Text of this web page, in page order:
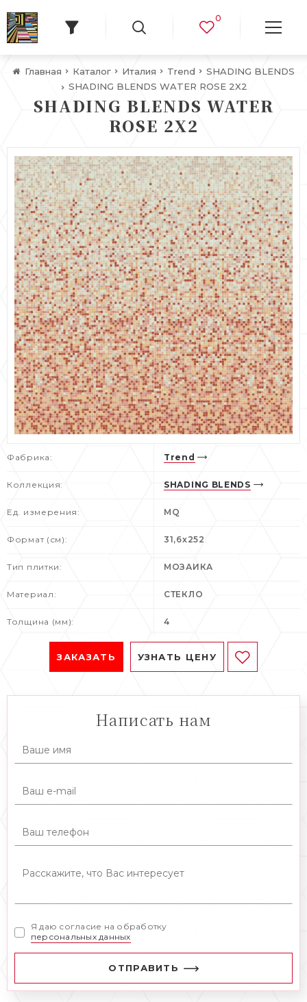
0
Главная Каталог Италия Trend
SHADING BLENDS
SHADING BLENDS WATER ROSE 2X2
SHADING BLENDS WATER
ROSE 2X2
Фабрика: Trend
Коллекция: SHADING BLENDS
Ед. измерения: MQ
Формат (см): 31,6x252
Тип плитки: МОЗАИКА
Материал: СТЕКЛО
Толщина (мм): 4
ЗАКАЗАТЬ УЗНАТЬ ЦЕНУ
Написать нам
Я даю согласие на обработку
персональных данных
ОТПРАВИТЬ